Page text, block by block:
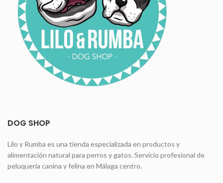
DOG SHOP
Lilo y Rumba es una tienda especializada en productos y
alimentación natural para perros y gatos. Servicio profesional de
peluquería canina y felina en Málaga centro.